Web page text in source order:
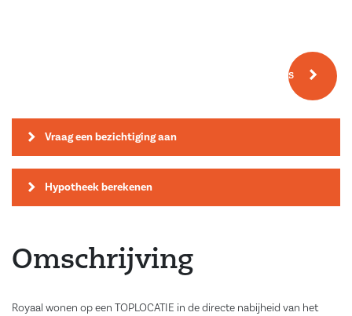
Meer fotos
Vraag een bezichtiging aan
Hypotheek berekenen
Omschrijving
Royaal wonen op een TOPLOCATIE in de directe nabijheid van het